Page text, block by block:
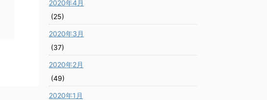
2020年4月
(25)
2020年3月
(37)
2020年2月
(49)
2020年1月